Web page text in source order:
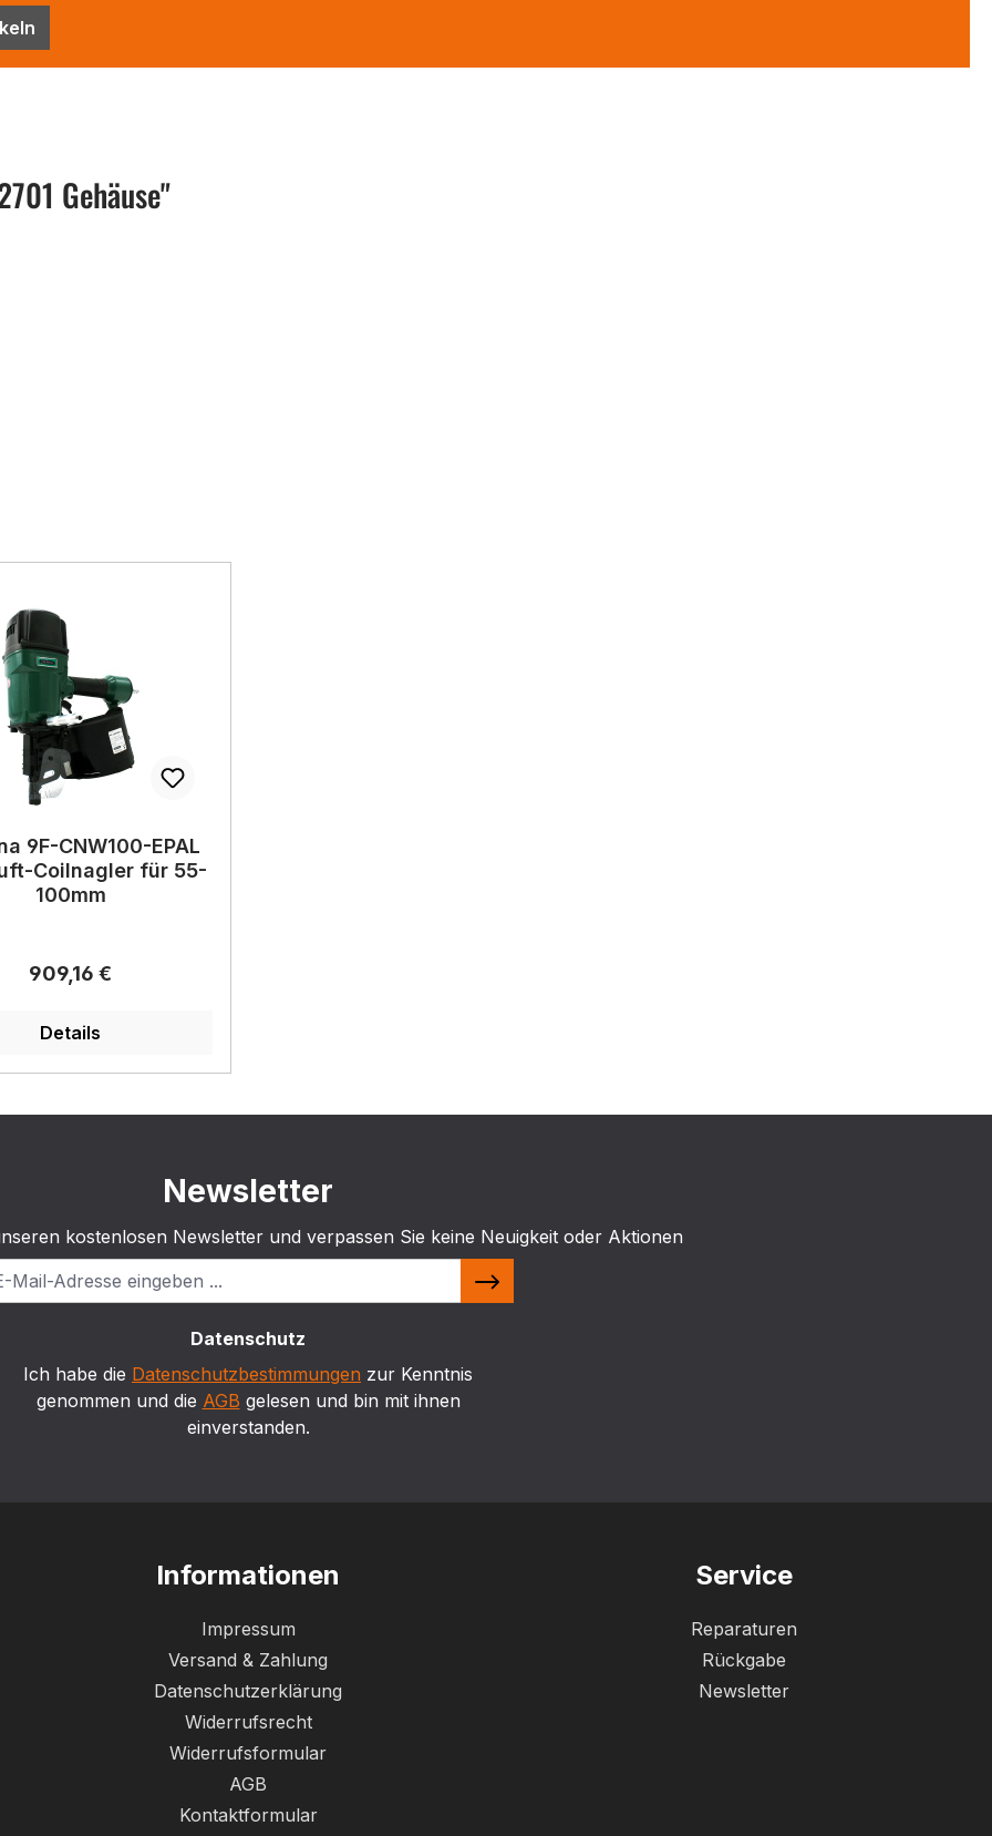
Gehäuse"
9F-CNW100-EPAL
Coilnagler für 55-
100mm
Regulärer Preis:
909,16 €
Details
Newsletter
kostenlosen Newsletter und verpassen Sie keine Neuigkeit oder Aktionen
Datenschutz
Ich habe die Datenschutzbestimmungen zur Kenntnis
genommen und die AGB gelesen und bin mit ihnen
einverstanden.
Informationen
Impressum
Versand & Zahlung
Datenschutzerklärung
Widerrufsrecht
Widerrufsformular
AGB
Kontaktformular
Service
Reparaturen
Rückgabe
Newsletter